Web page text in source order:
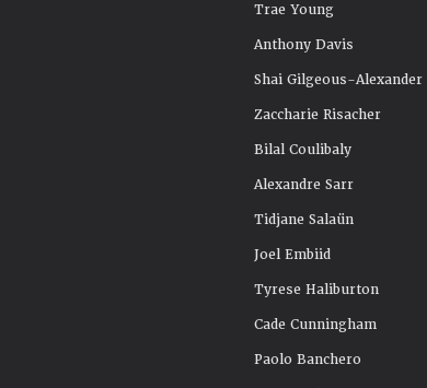
Trae Young
Anthony Davis
Shai Gilgeous-Alexander
Zaccharie Risacher
Bilal Coulibaly
Alexandre Sarr
Tidjane Salaün
Joel Embiid
Tyrese Haliburton
Cade Cunningham
Paolo Banchero